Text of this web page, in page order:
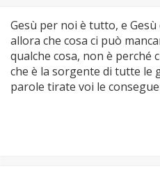
Gesù per noi è tutto, e Gesù
allora che cosa ci può
qualche cosa, non è perché
che è la sorgente di tutte le
parole tirate voi le